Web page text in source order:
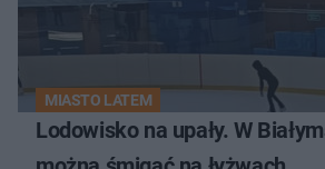
MIASTO LATEM
Lodowisko na upały. W